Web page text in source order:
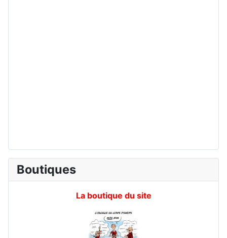
Boutiques
La boutique du site